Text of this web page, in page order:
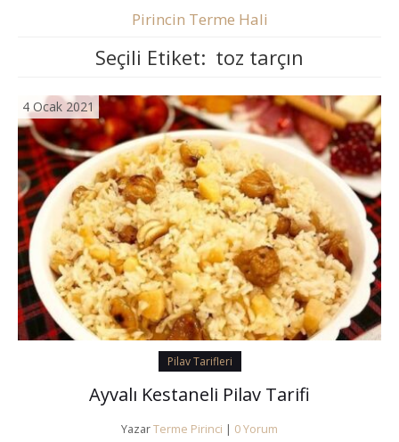
Pirincin Terme Hali
Seçili Etiket: toz tarçın
4 Ocak 2021
Pilav Tarifleri
Ayvalı Kestaneli Pilav Tarifi
YazarTerme Pirinci | 0 Yorum